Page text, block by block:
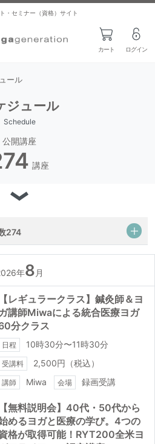
・セミナー（資格）サイト
カート ログイン
ール
ジュール
Schedule
公開講座
講座
274
年8 月
【レギュラークラス】鍼灸師＆ヨ
ガ講師Miwaによる統合医療ヨガ
分クラス
日程 10時30分〜11時30分
受講料 2,500円（税込）
講師 Miwa 会場 録画受講
【無料説明会】40代・50代から
めるヨガと医療の学び。4つの
格が取得可能！RYT200全米ヨ